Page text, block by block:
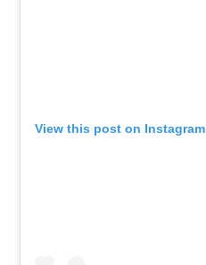
View this post on Instagram